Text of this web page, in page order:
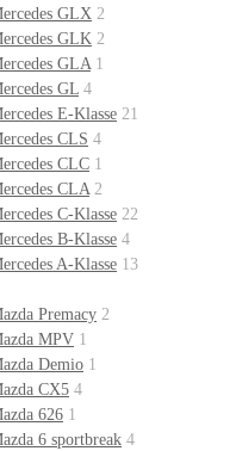
GLX 2
GLK 2
GLA 1
GL 4
E-Klasse 21
CLS 4
CLC 1
CLA 2
C-Klasse 22
B-Klasse 4
A-Klasse 13
Premacy 2
MPV 1
Demio 1
CX5 4
626 1
6 sportbreak 4